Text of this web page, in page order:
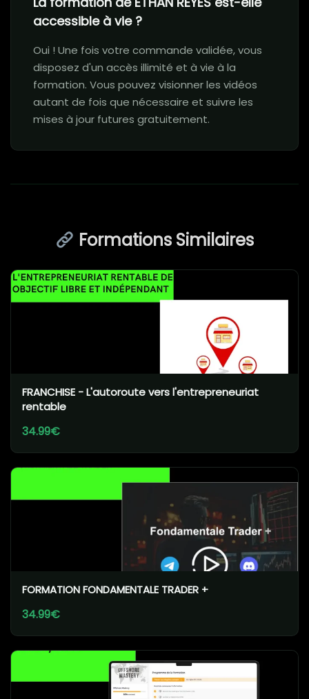
accessible à vie ?
Oui ! Une fois votre commande validée, vous
disposez d'un accès illimité et à vie à la
formation. Vous pouvez visionner les vidéos
autant de fois que nécessaire et suivre les
mises à jour futures gratuitement.
Formations Similaires
FRANCHISE - L'autoroute vers l'entrepreneuriat
rentable
34.99€
FORMATION FONDAMENTALE TRADER +
34.99€